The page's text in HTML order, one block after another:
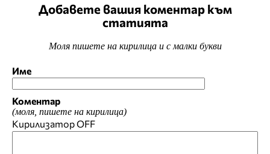
Добавете вашия коментар към
статията
Моля пишете на кирилица и с малки букви
Име
Коментар
(моля, пишете на кирилица)
КирилизаторOFF